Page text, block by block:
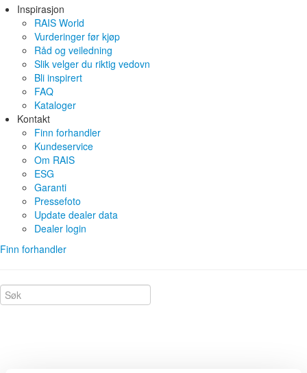
Inspirasjon
RAIS World
Vurderinger før kjøp
Råd og veiledning
Slik velger du riktig vedovn
Bli inspirert
FAQ
Kataloger
Kontakt
Finn forhandler
Kundeservice
Om RAIS
ESG
Garanti
Pressefoto
Update dealer data
Dealer login
Finn forhandler